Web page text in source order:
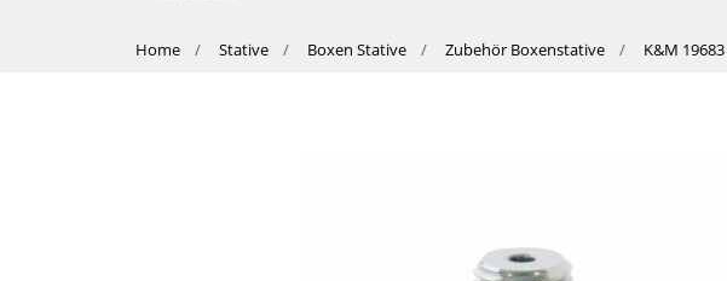
Home Stative Boxen Stative Zubehör Boxenstative K&M